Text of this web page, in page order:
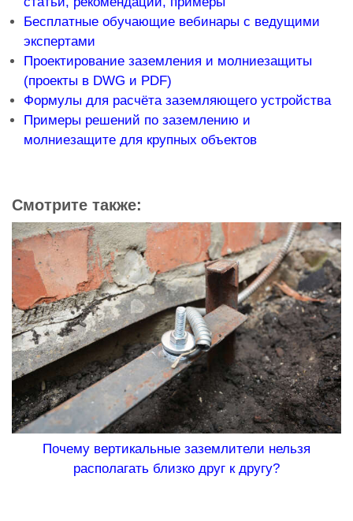
Бесплатные обучающие вебинары с ведущими
экспертами
Проектирование заземления и молниезащиты
(проекты в DWG и PDF)
Формулы для расчёта заземляющего устройства
Примеры решений по заземлению и
молниезащите для крупных объектов
Смотрите также:
Почему вертикальные заземлители нельзя
располагать близко друг к другу?